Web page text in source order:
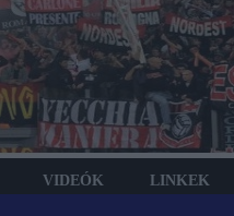
VIDEÓK LINKEK